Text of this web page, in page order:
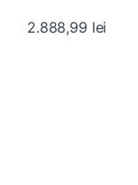
2.888,99 lei